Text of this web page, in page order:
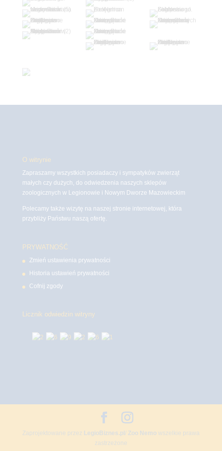
O witrynie
Zapraszamy wszystkich posiadaczy i sympatyków zwierząt
małych czy dużych, do odwiedzenia naszych sklepów
zoologicznych w Legionowie i Nowym Dworze Mazowieckim
Polecamy także wizytę na naszej stronie internetowej, która
przybliży Państwu naszą ofertę.
PRYWATNOŚĆ
Zmień ustawienia prywatności
Historia ustawień prywatności
Cofnij zgody
Licznik odwiedzin witryny
Zaprojektowane przez LegioBiznes.pl/ Zoo Nemowszelkie prawa
zastrzeżone